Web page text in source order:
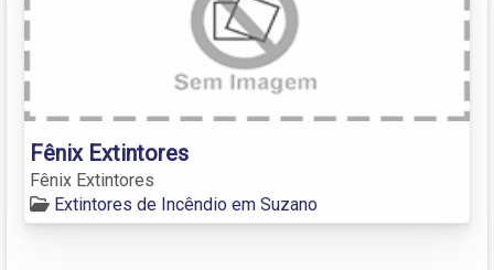
Fênix Extintores
Fênix Extintores
Extintores de Incêndio em Suzano